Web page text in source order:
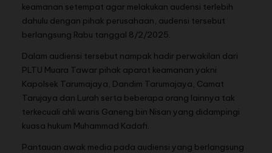
keamanan setempat agar melakukan audensi terlebih
dahulu dengan pihak perusahaan, audensi tersebut
berlangsung Rabu tanggal 8/2/2025.
Dalam audiensi tersebut nampak hadir perwakilan dari
PLTU Muara Tawar pihak aparat keamanan yakni
Kapolsek Tarumajaya, Dandim Tarumajaya, Camat
Tarujaya dan Lurah serta beberapa orang lainnya tak
terkecuali ahli waris Ganeng bin Nisan yang didampingi
kuasa hukum Muhammad Kadafi.
Pantauan awak media pada audiensi yang berlangsung